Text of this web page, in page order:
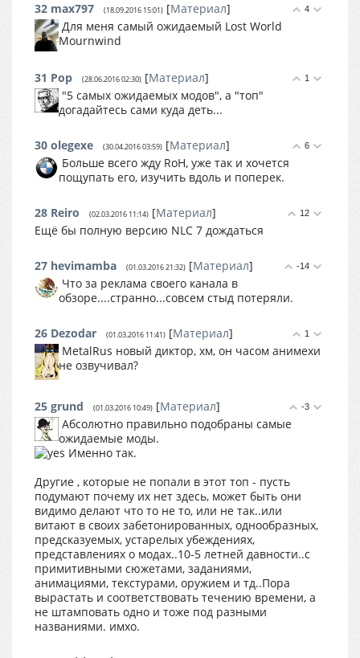
4
32 max797 (18.09.2016 15:01) [Материал]
Для меня самый ожидаемый Lost World
Mournwind
1
31 Pop (28.06.2016 02:30) [Материал]
"5 самых ожидаемых модов", а "топ"
догадайтесь сами куда деть...
6
30 olegexe (30.04.2016 03:59) [Материал]
Больше всего жду RoH, уже так и хочется
пощупать его, изучить вдоль и поперек.
12
28 Reiro (02.03.2016 11:14) [Материал]
Ещё бы полную версию NLC 7 дождаться
-14
27 hevimamba (01.03.2016 21:32) [Материал]
Что за реклама своего канала в
обзоре....странно...совсем стыд потеряли.
1
26 Dezodar (01.03.2016 11:41) [Материал]
MetalRus новый диктор, хм, он часом анимехи
не озвучивал?
-3
25 grund (01.03.2016 10:49) [Материал]
Абсолютно правильно подобраны самые
ожидаемые моды.
Именно так.
Другие , которые не попали в этот топ - пусть
подумают почему их нет здесь, может быть они
видимо делают что то не то, или не так..или
витают в своих забетонированных, однообразных,
предсказуемых, устарелых убеждениях,
представлениях о модах..10-5 летней давности..с
примитивными сюжетами, заданиями,
анимациями, текстурами, оружием и тд..Пора
вырастать и соответствовать течению времени, а
не штамповать одно и тоже под разными
названиями. имхо.